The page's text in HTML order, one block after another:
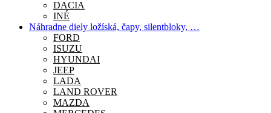
DACIA
INÉ
Náhradne diely ložíská, čapy, silentbloky, …
FORD
ISUZU
HYUNDAI
JEEP
LADA
LAND ROVER
MAZDA